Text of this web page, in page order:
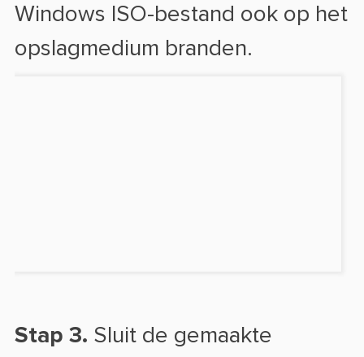
Windows ISO-bestand ook op het
opslagmedium branden.
Stap 3. Sluit de gemaakte